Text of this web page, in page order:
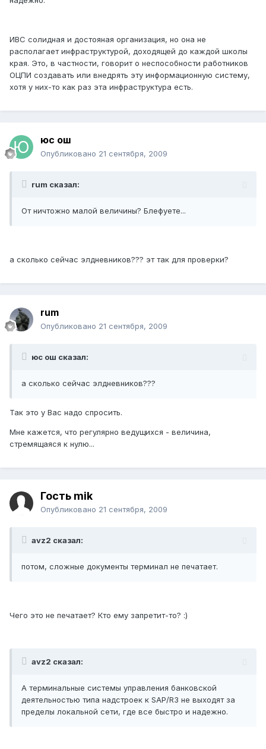
ИВС солидная и достояная организация, но она не
располагает инфраструктурой, доходящей до каждой школы
края. Это, в частности, говорит о неспособности работников
ОЦПИ создавать или внедрять эту информационную систему,
хотя у них-то как раз эта инфраструктура есть.
юс ош
Опубликовано 21 сентября, 2009
rum сказал:
От ничтожно малой величины? Блефуете...
а сколько сейчас элдневников??? эт так для проверки?
rum
Опубликовано 21 сентября, 2009
юс ош сказал:
а сколько сейчас элдневников???
Так это у Вас надо спросить.
Мне кажется, что регулярно ведущихся - величина,
стремящаяся к нулю...
Гость mik
Опубликовано 21 сентября, 2009
avz2 сказал:
потом, сложные документы терминал не печатает.
Чего это не печатает? Кто ему запретит-то? :)
avz2 сказал:
А терминальные системы управления банковской
деятельностью типа надстроек к SAP/R3 не выходят за
пределы локальной сети, где все быстро и надежно.